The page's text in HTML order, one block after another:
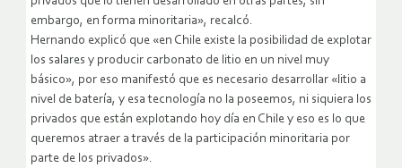
embargo, en forma minoritaria», recalcó.
Hernando explicó que «en Chile existe la posibilidad de explotar
los salares y producir carbonato de litio en un nivel muy
básico», por eso manifestó que es necesario desarrollar «litio a
nivel de batería, y esa tecnología no la poseemos, ni siquiera los
privados que están explotando hoy día en Chile y eso es lo que
queremos atraer a través de la participación minoritaria por
parte de los privados».